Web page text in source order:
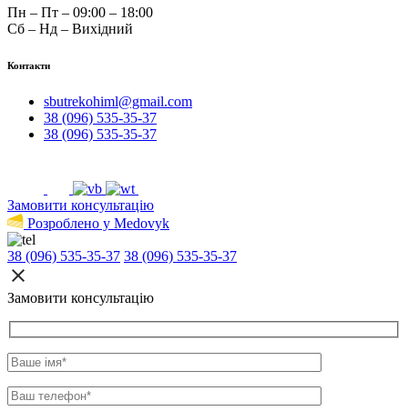
Пн – Пт – 09:00 – 18:00
Сб – Нд – Вихідний
Контакти
sbutrekohiml@gmail.com
38 (096) 535-35-37
38 (096) 535-35-37
Замовити консультацію
Розроблено у Medovyk
38 (096) 535-35-37 38 (096) 535-35-37
Замовити консультацію